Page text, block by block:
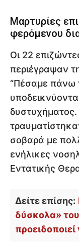
Μαρτυρίες
φερόμενου
Οι 22
περιέγραψαν
“Πέσαμε πάνω
δυστυχήματος.
σοβαρά με
ενήλικες
Εντατικής
Δείτε επίσης:
δύσκολα»
προειδοποιεί